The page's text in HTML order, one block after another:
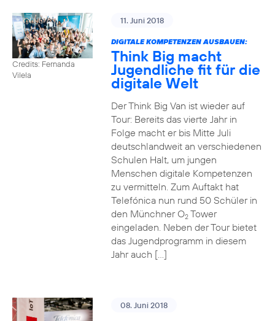
Credits: Fernanda
Vilela
11. Juni 2018
DIGITALE KOMPETENZEN AUSBAUEN:
Think Big macht
Jugendliche fit für die
digitale Welt
Der Think Big Van ist wieder auf
Tour: Bereits das vierte Jahr in
Folge macht er bis Mitte Juli
deutschlandweit an verschiedenen
Schulen Halt, um jungen
Menschen digitale Kompetenzen
zu vermitteln. Zum Auftakt hat
Telefónica nun rund 50 Schüler in
den Münchner O2Tower
eingeladen. Neben der Tour bietet
das Jugendprogramm in diesem
Jahr auch […]
08. Juni 2018